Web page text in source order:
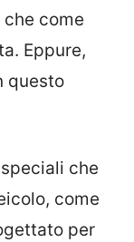
come
Eppure,
questo
che
come
per